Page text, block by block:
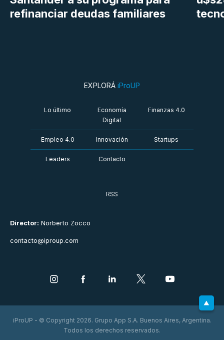
refinanciar deudas familiares
Director: Norberto Zocco
contacto@iproup.com
EXPLORÁ iProUP
Lo último
Economía
Digital
Finanzas 4.0
Empleo 4.0 Innovación Startups
Leaders Contacto
RSS
iProUP - © Copyright 2026. Grupo App S.A. Buenos Aires, Argentina.
Todos los derechos reservados.